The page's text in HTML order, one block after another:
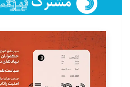
فائزه فتحی رستمی
تحریریه
سروش کرمیان
تحریریه